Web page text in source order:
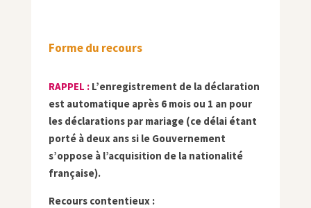
Forme du recours
RAPPEL :L’enregistrement de la déclaration
est automatique après 6 mois ou 1 an pour
les déclarations par mariage (ce délai étant
porté à deux ans si le Gouvernement
s’oppose à l’acquisition de la nationalité
française).
Recours contentieux :